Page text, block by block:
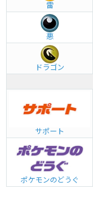
雷
悪
ドラゴン
サポート
ポケモンのどうぐ